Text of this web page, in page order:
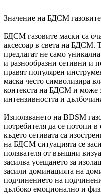
Значение на БДСМ
БДСМ газовите маски са
аксесоар в света на БДСМ.
предлагат не само
и разнообразни сетивни и
правят популярен
маска често символизира
контекста на БДСМ и може
интензивността и
Използването на BDSM
потребителя да се потопи в
където сетивата са
на БДСМ ситуацията се
ползвателя от външни
засилва усещането за
засили доминацията на
подчинението на
дълбоко емоционално и